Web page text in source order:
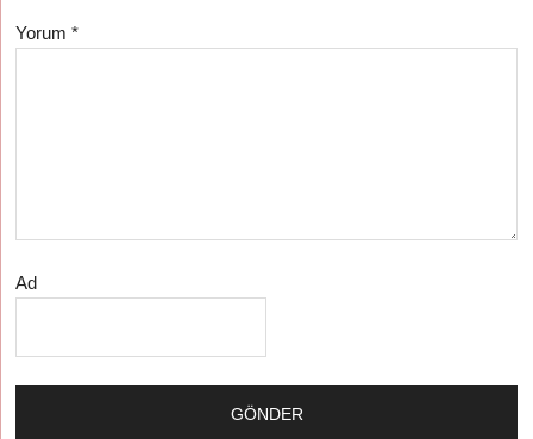
Yorum*
Ad